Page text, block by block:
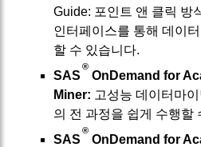
Guide: 포인트 앤 클릭 방
인터페이스를 통해 데이
할 수 있습니다.
SAS
®
OnDemand for
Miner: 고성능 데이터마
의 전 과정을 쉽게 수행할
SAS
®
OnDemand for